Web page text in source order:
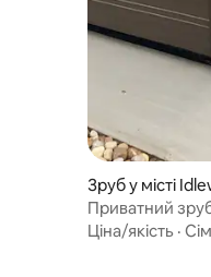
Зруб у місті
Приватний
Ціна/якість ·